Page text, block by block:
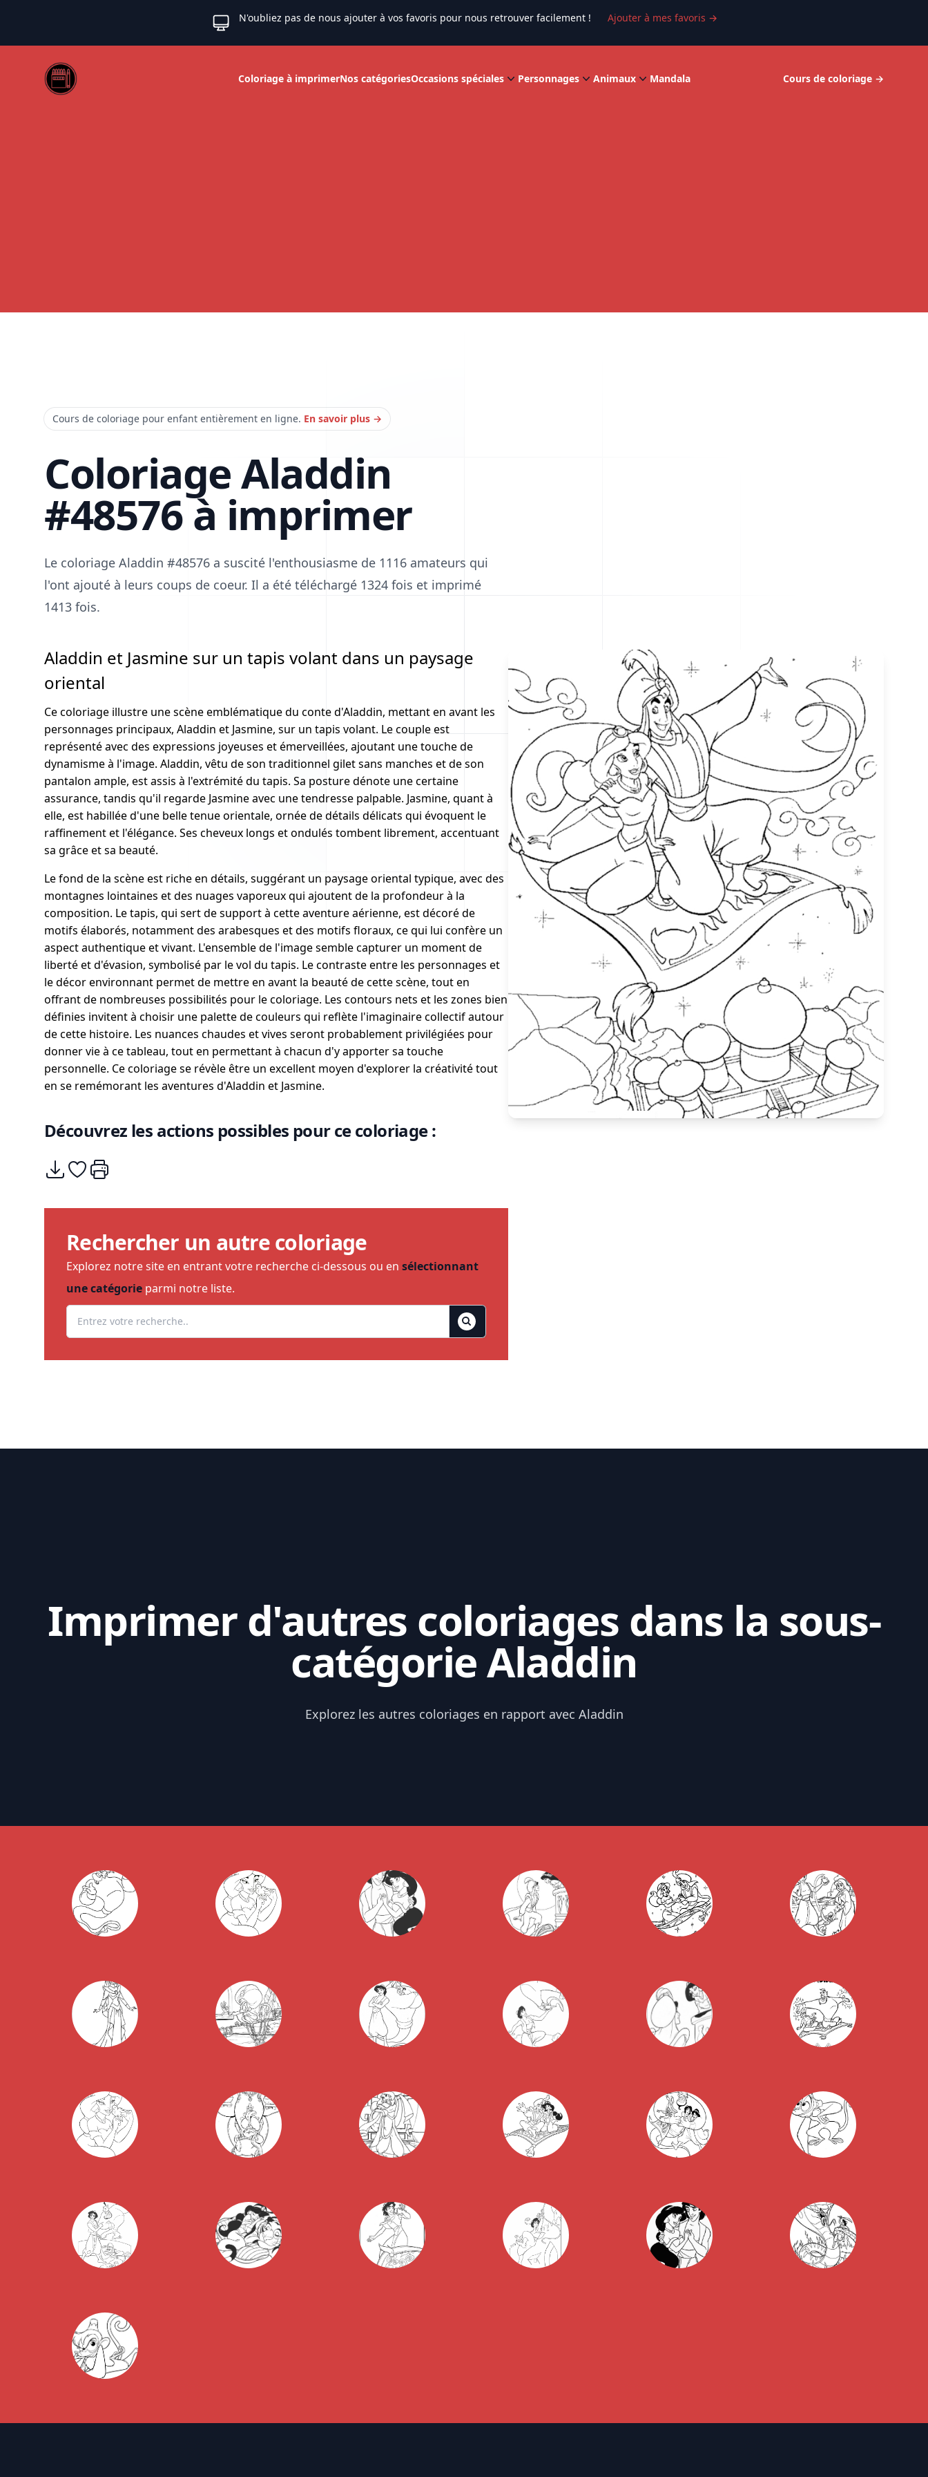
N'oubliez pas de nous ajouter à vos favoris pour nous retrouver facilement ! Ajouter à mes favoris →
Web coloriage
Coloriage à imprimerNos catégoriesOccasions spéciales Personnages Animaux Mandala Cours de coloriage →
Cours de coloriage pour enfant entièrement en ligne. En savoir plus →
Coloriage Aladdin
#48576 à imprimer
Le coloriage Aladdin #48576 a suscité l'enthousiasme de 1116 amateurs qui
l'ont ajouté à leurs coups de coeur. Il a été téléchargé 1324 fois et imprimé
1413 fois.
Aladdin et Jasmine sur un tapis volant dans un paysage
oriental
Ce coloriage illustre une scène emblématique du conte d'Aladdin, mettant en avant les
personnages principaux, Aladdin et Jasmine, sur un tapis volant. Le couple est
représenté avec des expressions joyeuses et émerveillées, ajoutant une touche de
dynamisme à l'image. Aladdin, vêtu de son traditionnel gilet sans manches et de son
pantalon ample, est assis à l'extrémité du tapis. Sa posture dénote une certaine
assurance, tandis qu'il regarde Jasmine avec une tendresse palpable. Jasmine, quant à
elle, est habillée d'une belle tenue orientale, ornée de détails délicats qui évoquent le
raffinement et l'élégance. Ses cheveux longs et ondulés tombent librement, accentuant
sa grâce et sa beauté.
Le fond de la scène est riche en détails, suggérant un paysage oriental typique, avec des
montagnes lointaines et des nuages vaporeux qui ajoutent de la profondeur à la
composition. Le tapis, qui sert de support à cette aventure aérienne, est décoré de
motifs élaborés, notamment des arabesques et des motifs floraux, ce qui lui confère un
aspect authentique et vivant. L'ensemble de l'image semble capturer un moment de
liberté et d'évasion, symbolisé par le vol du tapis. Le contraste entre les personnages et
le décor environnant permet de mettre en avant la beauté de cette scène, tout en
offrant de nombreuses possibilités pour le coloriage. Les contours nets et les zones bien
définies invitent à choisir une palette de couleurs qui reflète l'imaginaire collectif autour
de cette histoire. Les nuances chaudes et vives seront probablement privilégiées pour
donner vie à ce tableau, tout en permettant à chacun d'y apporter sa touche
personnelle. Ce coloriage se révèle être un excellent moyen d'explorer la créativité tout
en se remémorant les aventures d'Aladdin et Jasmine.
Découvrez les actions possibles pour ce coloriage :
Télécharger
Ajouter à mes coups de coeurs
Imprimer
Rechercher un autre coloriage
Explorez notre site en entrant votre recherche ci-dessous ou en sélectionnant
une catégorie parmi notre liste.
Imprimer d'autres coloriages dans la sous-
catégorie Aladdin
Explorez les autres coloriages en rapport avec Aladdin